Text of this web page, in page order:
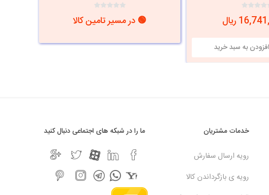
🟢 در مسیر تامین کالا
خدمات مشتریان
رویه ارسال سفارش
رویه ی بازگرداندن کالا
ما را در شبکه های اجتماعی دنبال کنید